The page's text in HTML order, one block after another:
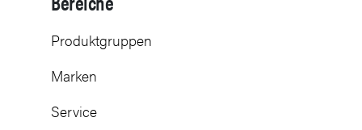
Produktgruppen
Marken
Service